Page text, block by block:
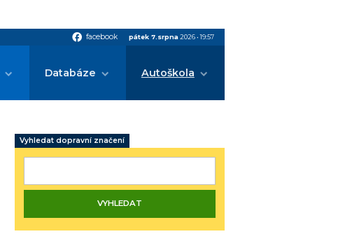
facebook facebook pátek 7.srpna 2026•19:57
Databáze Autoškola
Vyhledat dopravní značení